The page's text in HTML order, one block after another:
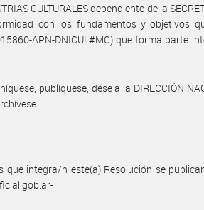
CULTURALES dependiente de la
con los fundamentos y objetivos
APN-DNICUL#MC) que forma parte
publíquese, dése a la DIRECCIÓN
que integra/n este(a) Resolución se